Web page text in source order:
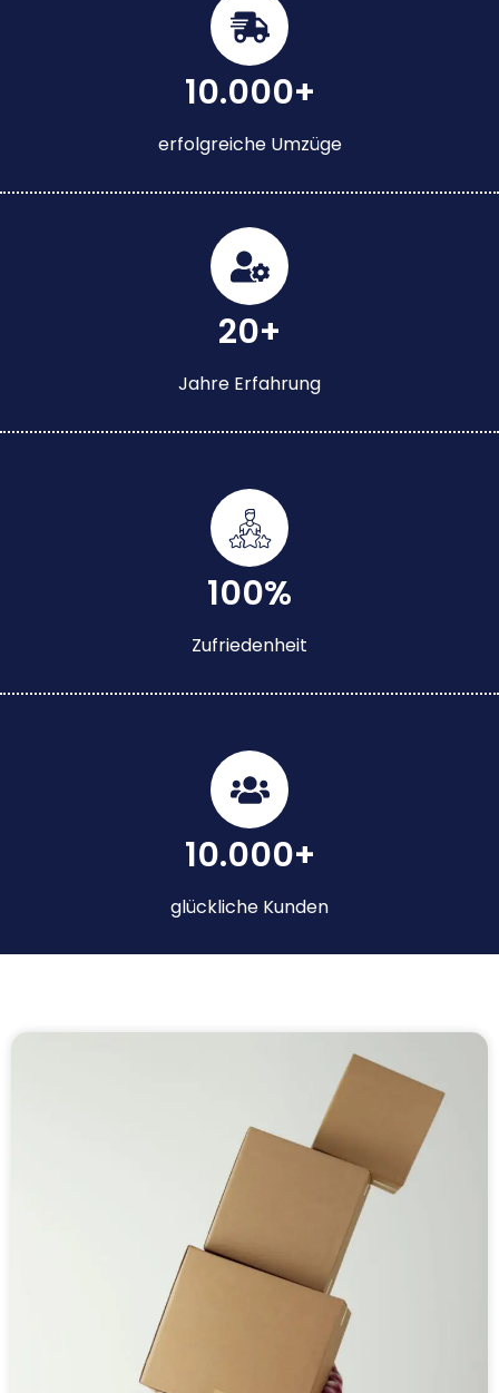
10.000+
erfolgreiche Umzüge
20+
Jahre Erfahrung
100%
Zufriedenheit
10.000+
glückliche Kunden